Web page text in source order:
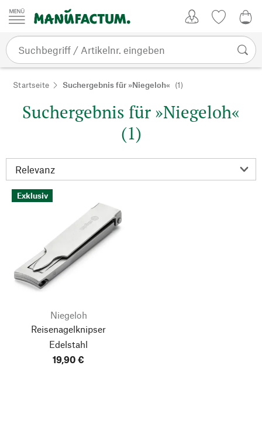
Zum Inhalt springen
Startseite Suchergebnis für »Niegeloh« (1)
Suchergebnis für »Niegeloh«
(1)
Exklusiv
Niegeloh
Reisenagelknipser
Edelstahl
19,90 €